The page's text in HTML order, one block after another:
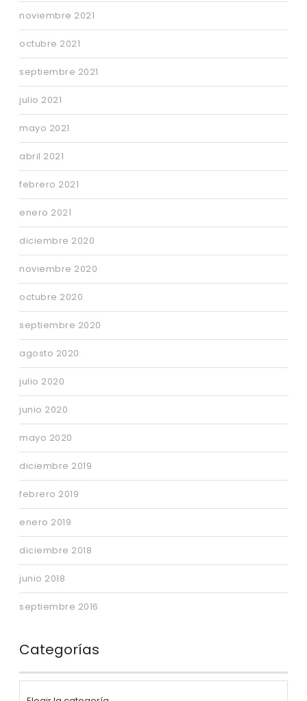
noviembre 2021
octubre 2021
septiembre 2021
julio 2021
mayo 2021
abril 2021
febrero 2021
enero 2021
diciembre 2020
noviembre 2020
octubre 2020
septiembre 2020
agosto 2020
julio 2020
junio 2020
mayo 2020
diciembre 2019
febrero 2019
enero 2019
diciembre 2018
junio 2018
septiembre 2016
Categorías